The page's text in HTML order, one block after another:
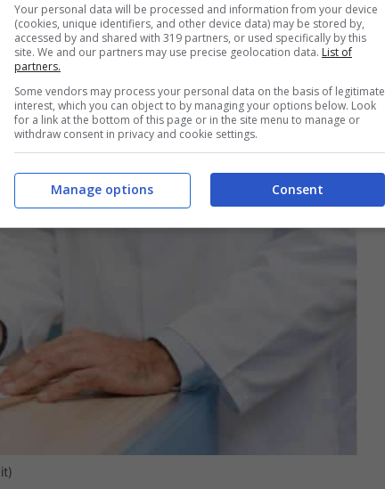
Your personal data will be processed and information from your device
(cookies, unique identifiers, and other device data) may be stored by,
accessed by and shared with 319 partners, or used specifically by this
site. We and our partners may use precise geolocation data. List of
partners.
Some vendors may process your personal data on the basis of legitimate
interest, which you can object to by managing your options below. Look
for a link at the bottom of this page or in the site menu to manage or
withdraw consent in privacy and cookie settings.
Consent
Manage options